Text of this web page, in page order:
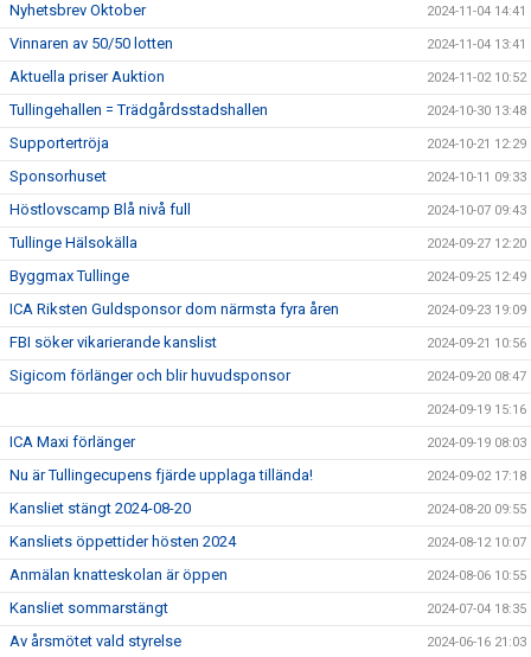
Nyhetsbrev Oktober 2024-11-04 14:41
Vinnaren av 50/50 lotten 2024-11-04 13:41
Aktuella priser Auktion 2024-11-02 10:52
Tullingehallen = Trädgårdsstadshallen 2024-10-30 13:48
Supportertröja 2024-10-21 12:29
Sponsorhuset 2024-10-11 09:33
Höstlovscamp Blå nivå full 2024-10-07 09:43
Tullinge Hälsokälla 2024-09-27 12:20
Byggmax Tullinge 2024-09-25 12:49
ICA Riksten Guldsponsor dom närmsta fyra åren 2024-09-23 19:09
FBI söker vikarierande kanslist 2024-09-21 10:56
Sigicom förlänger och blir huvudsponsor 2024-09-20 08:47
2024-09-19 15:16
ICA Maxi förlänger 2024-09-19 08:03
Nu är Tullingecupens fjärde upplaga tillända! 2024-09-02 17:18
Kansliet stängt 2024-08-20 2024-08-20 09:55
Kansliets öppettider hösten 2024 2024-08-12 10:07
Anmälan knatteskolan är öppen 2024-08-06 10:55
Kansliet sommarstängt 2024-07-04 18:35
Av årsmötet vald styrelse 2024-06-16 21:03